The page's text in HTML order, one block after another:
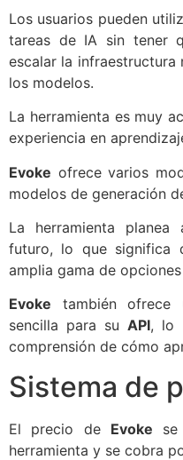
Los usuarios pueden
tareas de IA sin tener
escalar la infraestructura
los modelos.
La herramienta es muy
experiencia en
Evoke ofrece varios
modelos de generación
La herramienta
futuro, lo que significa
amplia gama de
Evoke también ofrece
sencilla para suAPI, lo
comprensión de cómo
Sistema de
El precio de Evoke
herramienta y se cobra